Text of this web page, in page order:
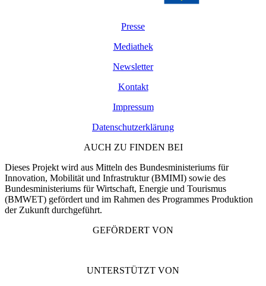
Presse
Mediathek
Newsletter
Kontakt
Impressum
Datenschutzerklärung
AUCH ZU FINDEN BEI
Dieses Projekt wird aus Mitteln des Bundesministeriums für
Innovation, Mobilität und Infrastruktur (BMIMI) sowie des
Bundesministeriums für Wirtschaft, Energie und Tourismus
(BMWET) gefördert und im Rahmen des Programmes Produktion
der Zukunft durchgeführt.
GEFÖRDERT VON
UNTERSTÜTZT VON